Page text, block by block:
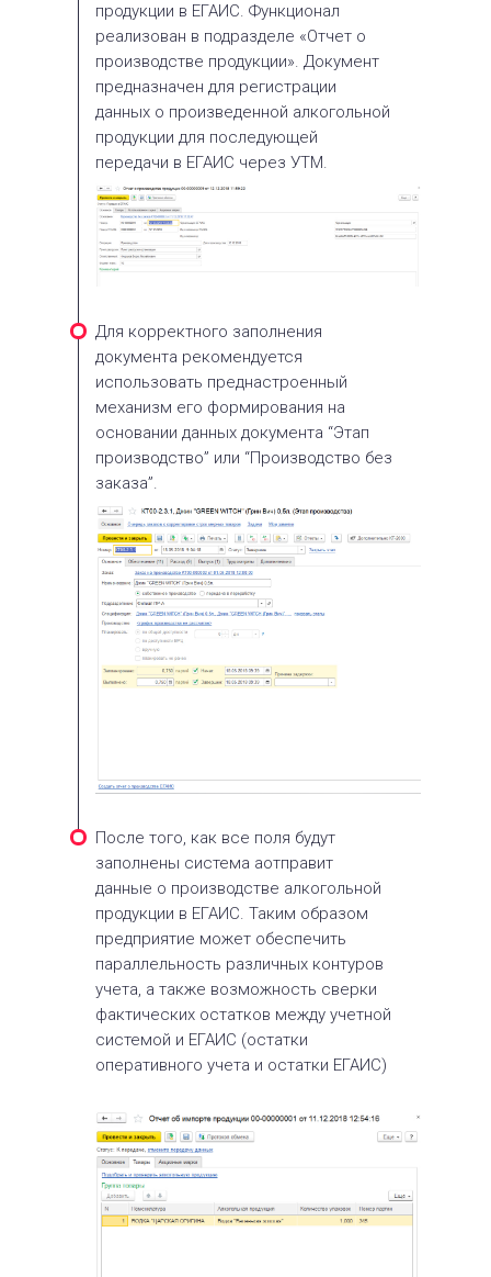
продукции в ЕГАИС. Функционал
реализован в подразделе «Отчет о
производстве продукции». Документ
предназначен для регистрации
данных о произведенной алкогольной
продукции для последующей
передачи в ЕГАИС через УТМ.
Для корректного заполнения
документа рекомендуется
использовать преднастроенный
механизм его формирования на
основании данных документа “Этап
производство” или “Производство без
заказа”.
После того, как все поля будут
заполнены система аотправит
данные о производстве алкогольной
продукции в ЕГАИС. Таким образом
предприятие может обеспечить
параллельность различных контуров
учета, а также возможность сверки
фактических остатков между учетной
системой и ЕГАИС (остатки
оперативного учета и остатки ЕГАИС)